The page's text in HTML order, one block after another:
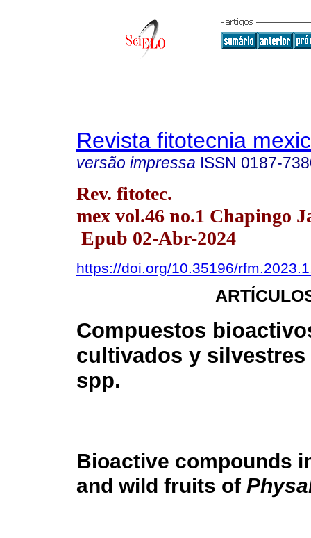
Revista fitotecnia
versão impressa ISSN 0187-
Rev. fitotec.
mex vol.46 no.1 Chapingo
Epub 02-Abr-2024
https://doi.org/10.35196/
Compuestos
cultivados y
spp.
Bioactive compounds
and wild fruits of